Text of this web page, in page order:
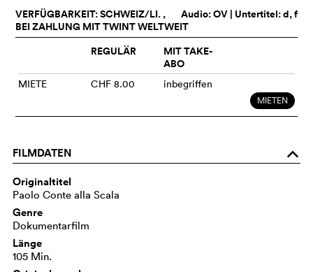
Audio:OV | Untertitel: d, f
VERFÜGBARKEIT: SCHWEIZ/LI. ,
BEI ZAHLUNG MIT TWINT WELTWEIT
REGULÄR
MIT TAKE-
ABO
MIETE CHF 8.00 inbegriffen
MIETEN
FILMDATEN o
Originaltitel
Paolo Conte alla Scala
Genre
Dokumentarfilm
Länge
105 Min.